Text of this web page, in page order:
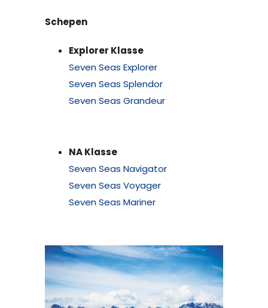
Schepen
Explorer Klasse
Seven Seas Explorer
Seven Seas Splendor
Seven Seas Grandeur
NA Klasse
Seven Seas Navigator
Seven Seas Voyager
Seven Seas Mariner